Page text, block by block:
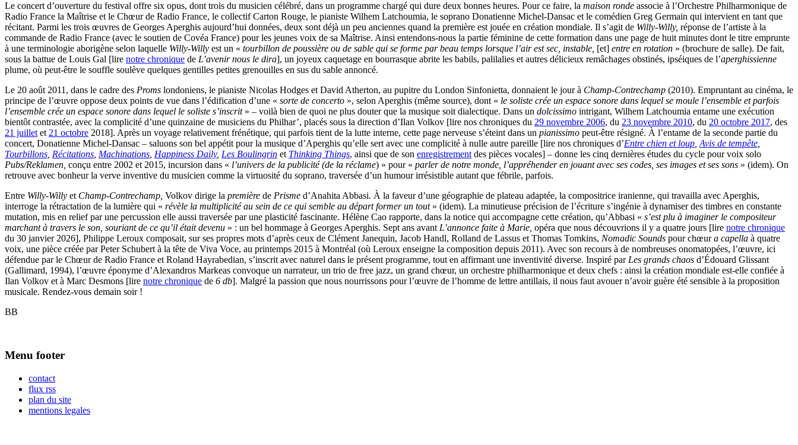
Le concert d’ouverture du festival offre six opus, dont trois du musicien célébré, dans un programme chargé qui dure deux bonnes heures. Pour ce faire, la maison ronde associe à l’Orchestre Philharmonique de
Radio France la Maîtrise et le Chœur de Radio France, le collectif Carton Rouge, le pianiste Wilhem Latchoumia, le soprano Donatienne Michel-Dansac et le comédien Greg Germain qui intervient en tant que
récitant. Parmi les trois œuvres de Georges Aperghis aujourd’hui données, deux sont déjà un peu anciennes quand la première est jouée en création mondiale. Il s’agit de Willy-Willy, réponse de l’artiste à la
commande de Radio France (avec le soutien de Covéa France) pour les jeunes voix de sa Maîtrise. Ainsi entendons-nous la partie féminine de cette formation dans une page de huit minutes dont le titre emprunte
à une terminologie aborigène selon laquelle Willy-Willy est un « tourbillon de poussière ou de sable qui se forme par beau temps lorsque l’air est sec, instable, [et] entre en rotation » (brochure de salle). De fait,
sous la battue de Louis Gal [lire notre chronique de L’avenir nous le dira], un joyeux caquetage en bourrasque abrite les babils, palilalies et autres délicieux remâchages obstinés, ipséiques de l’aperghissienne
plume, où peut-être le souffle soulève quelques gentilles petites grenouilles en sus du sable annoncé.
Le 20 août 2011, dans le cadre des Proms londoniens, le pianiste Nicolas Hodges et David Atherton, au pupitre du London Sinfonietta, donnaient le jour à Champ-Contrechamp (2010). Empruntant au cinéma, le
principe de l’œuvre oppose deux points de vue dans l’édification d’une « sorte de concerto », selon Aperghis (même source), dont « le soliste crée un espace sonore dans lequel se moule l’ensemble et parfois
l’ensemble crée un espace sonore dans lequel le soliste s’inscrit» – voilà bien de quoi ne plus douter que la musique soit dialectique. Dans un dolcissimo intrigant, Wilhem Latchoumia entame une exécution
bientôt contrastée, avec la complicité d’une quinzaine de musiciens du Philhar’, placés sous la direction d’Ilan Volkov [lire nos chroniques du 29 novembre 2006, du 23 novembre 2010, du 20 octobre 2017, des
21 juillet et 21 octobre 2018]. Après un voyage relativement frénétique, qui parfois tient de la lutte interne, cette page nerveuse s’éteint dans un pianissimo peut-être résigné. À l’entame de la seconde partie du
concert, Donatienne Michel-Dansac – saluons son bel appétit pour la musique d’Aperghis qu’elle sert avec une complicité à nulle autre pareille [lire nos chroniques d’Entre chien et loup Avis de tempête
Tourbillons Récitations Machinations Happiness Daily, Les Boulingrin et Thinking Things, ainsi que de son enregistrement des pièces vocales] – donne les cinq dernières études du cycle pour voix solo
Pubs/Reklamen, conçu entre 2002 et 2015, incursion dans « l’univers de la publicité (de la réclame) » pour « parler de notre monde, l’appréhender en jouant avec ses codes, ses images et ses sons » (idem). On
retrouve avec bonheur la verve inventive du musicien comme la virtuosité du soprano, traversée d’un humour irrésistible autant que fébrile, parfois.
Entre Willy-Willy et Champ-Contrechamp, Volkov dirige la première de Prisme d’Anahita Abbasi. À la faveur d’une géographie de plateau adaptée, la compositrice iranienne, qui travailla avec Aperghis,
interroge la rétractation de la lumière qui « révèle la multiplicité au sein de ce qui semble au départ former un tout» (idem). La minutieuse précision de l’écriture s’ingénie à dynamiser des timbres en constante
mutation, mis en relief par une percussion elle aussi traversée par une plasticité fascinante. Hélène Cao rapporte, dans la notice qui accompagne cette création, qu’Abbasi « s’est plu à imaginer le compositeur
marchant à travers le son, souriant de ce qu’il était devenu » : un bel hommage à Georges Aperghis. Sept ans avant L’annonce faite à Marie, opéra que nous découvrions il y a quatre jours [lire notre chronique
du 30 janvier 2026], Philippe Leroux composait, sur ses propres mots d’après ceux de Clément Janequin, Jacob Handl, Rolland de Lassus et Thomas Tomkins, Nomadic Sounds pour chœura capella à quatre
voix, une pièce créée par Peter Schubert à la tête de Viva Voce, au printemps 2015 à Montréal (où Leroux enseigne la composition depuis 2011). Avec son recours à de nombreuses onomatopées, l’œuvre, ici
défendue par le Chœur de Radio France et Roland Hayrabedian, s’inscrit avec naturel dans le présent programme, tout en affirmant une inventivité diverse. Inspiré par Les grands chaos d’Édouard Glissant
(Gallimard, 1994), l’œuvre éponyme d’Alexandros Markeas convoque un narrateur, un trio de free jazz, un grand chœur, un orchestre philharmonique et deux chefs : ainsi la création mondiale est-elle confiée à
Ilan Volkov et à Marc Desmons [lire notre chronique de 6 db]. Malgré la passion que nous nourrissons pour l’œuvre de l’homme de lettre antillais, il nous faut avouer n’avoir guère été sensible à la proposition
musicale. Rendez-vous demain soir !
BB
Menu footer
contact
flux rss
plan du site
mentions legales